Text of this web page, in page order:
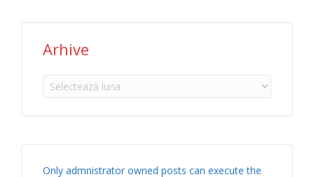
Arhive
Arhive
Only admnistrator owned posts can execute the